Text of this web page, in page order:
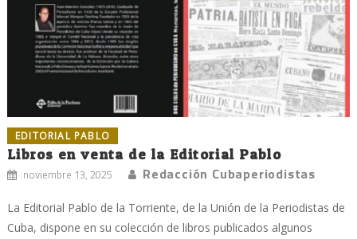
EDITORIAL PABLO
Libros en venta de la Editorial Pablo
noviembre 13, 2025 Redacción Cubaperiodistas
La Editorial Pablo de la Torriente, de la Unión de la Periodistas de
Cuba, dispone en su colección de libros publicados algunos